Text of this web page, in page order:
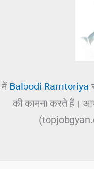
में Balbodi Ramtoriya
की कामना करते हैं।